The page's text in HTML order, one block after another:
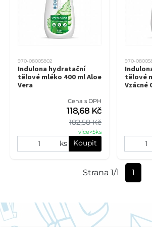
970-08005802
Indulona hydratační
tělové mléko 400 ml Aloe
Vera
Cena s DPH
182,58 Kč
118,68 Kč
více>5ks
ks Koupit
970-
tělové
Vzácné
Strana 1/1 1